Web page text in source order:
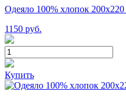
Одеяло 100% хлопок
1150 руб.
Купить